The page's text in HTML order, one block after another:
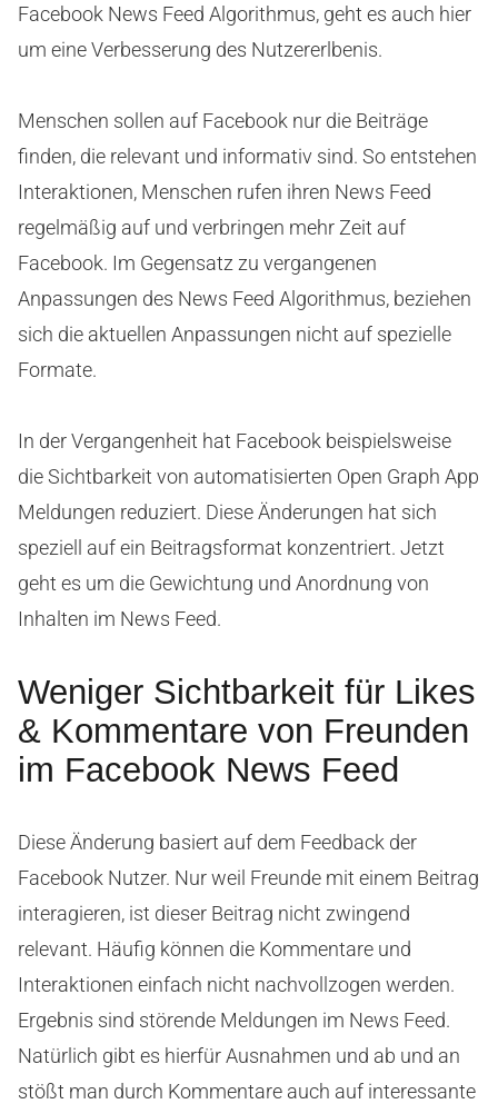
Facebook News Feed Algorithmus, geht es auch hier
um eine Verbesserung des Nutzererlbenis.
Menschen sollen auf Facebook nur die Beiträge
finden, die relevant und informativ sind. So entstehen
Interaktionen, Menschen rufen ihren News Feed
regelmäßig auf und verbringen mehr Zeit auf
Facebook. Im Gegensatz zu vergangenen
Anpassungen des News Feed Algorithmus, beziehen
sich die aktuellen Anpassungen nicht auf spezielle
Formate.
In der Vergangenheit hat Facebook beispielsweise
die Sichtbarkeit von automatisierten Open Graph App
Meldungen reduziert. Diese Änderungen hat sich
speziell auf ein Beitragsformat konzentriert. Jetzt
geht es um die Gewichtung und Anordnung von
Inhalten im News Feed.
Weniger Sichtbarkeit für Likes
& Kommentare von Freunden
im Facebook News Feed
Diese Änderung basiert auf dem Feedback der
Facebook Nutzer. Nur weil Freunde mit einem Beitrag
interagieren, ist dieser Beitrag nicht zwingend
relevant. Häufig können die Kommentare und
Interaktionen einfach nicht nachvollzogen werden.
Ergebnis sind störende Meldungen im News Feed.
Natürlich gibt es hierfür Ausnahmen und ab und an
stößt man durch Kommentare auch auf interessante